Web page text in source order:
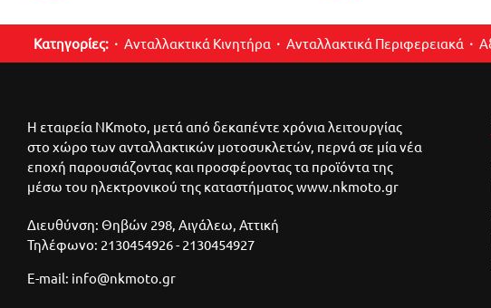
Κατηγορίες: Ανταλλακτικά Κινητήρα Ανταλλακτικά Περιφερειακά
Η εταιρεία NKmoto, μετά από δεκαπέντε χρόνια λειτουργίας
στο χώρο των ανταλλακτικών μοτοσυκλετών, περνά σε μία νέα
εποχή παρουσιάζοντας και προσφέροντας τα προϊόντα της
μέσω του ηλεκτρονικού της καταστήματος www.nkmoto.gr
Διευθύνση: Θηβών 298, Αιγάλεω, Αττική
Τηλέφωνο: 2130454926 - 2130454927
E-mail: info@nkmoto.gr